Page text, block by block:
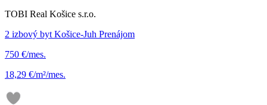
TOBI Real Košice s.r.o.
2 izbový byt Košice-Juh Prenájom
750 €/mes.
18,29 €/m²/mes.